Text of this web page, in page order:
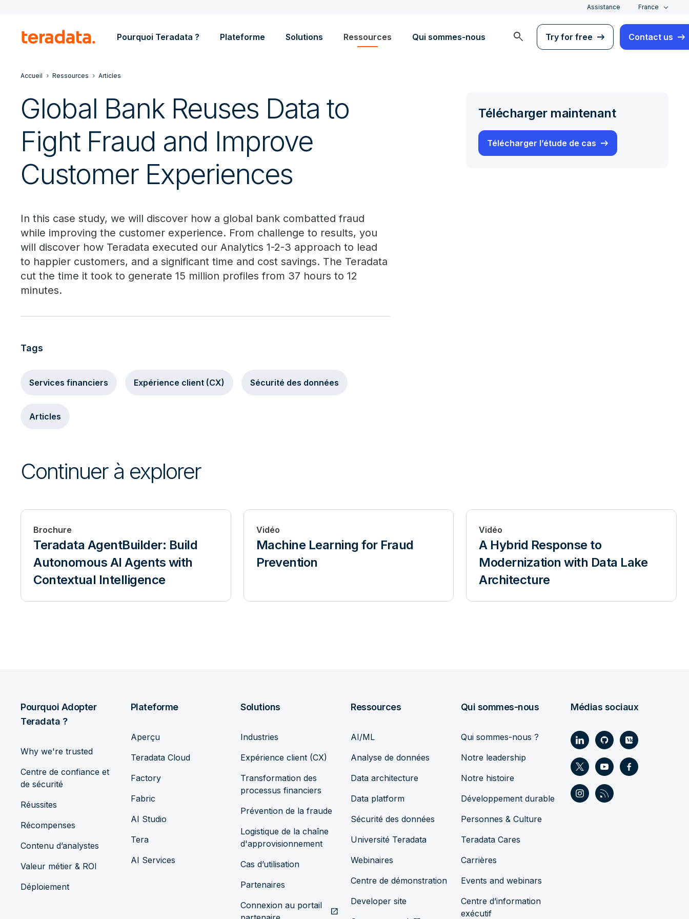
Assistance France
Pourquoi Teradata ? Plateforme Solutions Ressources Qui sommes-nous search Try for free Contact us
Accueil Ressources Articles
Global Bank Reuses Data to
Fight Fraud and Improve
Customer Experiences
In this case study, we will discover how a global bank combatted fraud
while improving the customer experience. From challenge to results, you
will discover how Teradata executed our Analytics 1-2-3 approach to lead
to happier customers, and a significant time and cost savings. The Teradata
cut the time it took to generate 15 million profiles from 37 hours to 12
minutes.
Télécharger maintenant
Télécharger l’étude de cas
Tags
Services financiers Expérience client (CX) Sécurité des données
Articles
Continuer à explorer
Brochure
Teradata AgentBuilder: Build
Autonomous AI Agents with
Contextual Intelligence
Vidéo
Machine Learning for Fraud
Prevention
Vidéo
A Hybrid Response to
Modernization with Data Lake
Architecture
Pourquoi Adopter
Teradata ?
Why we're trusted
Centre de confiance et
de sécurité
Réussites
Récompenses
Contenu d’analystes
Valeur métier & ROI
Déploiement
Plateforme
Aperçu
Teradata Cloud
Factory
Fabric
AI Studio
Tera
AI Services
Solutions
Industries
Expérience client (CX)
Transformation des
processus financiers
Prévention de la fraude
Logistique de la chaîne
d'approvisionnement
Cas d’utilisation
Partenaires
Connexion au portail
open_in_new
Ressources
AI/ML
Analyse de données
Data architecture
Data platform
Sécurité des données
Université Teradata
Webinaires
Centre de démonstration
Developer site
Qui sommes-nous
Qui sommes-nous ?
Notre leadership
Notre histoire
Développement durable
Personnes & Culture
Teradata Cares
Carrières
Events and webinars
Centre d’information
exécutif
Médias sociaux